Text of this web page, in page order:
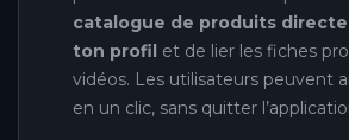
catalogue de produits
ton profil et de lier les fiches
vidéos. Les utilisateurs peuvent
en un clic, sans quitter